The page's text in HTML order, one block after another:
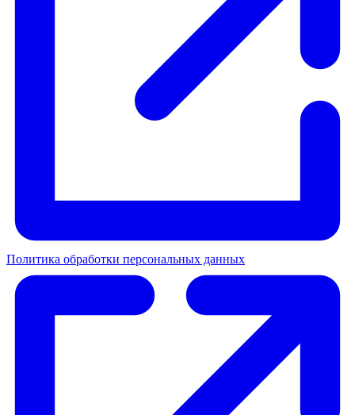
Политика обработки персональных данных